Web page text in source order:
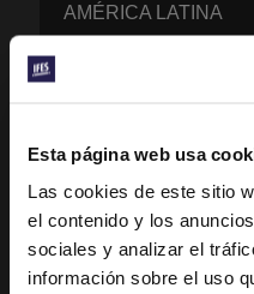
Esta página web usa
Las cookies de este sitio
el contenido y los
sociales y analizar el
información sobre el uso
AMÉRICA LATINA
EPSA – ÁFRICA
EURASIA